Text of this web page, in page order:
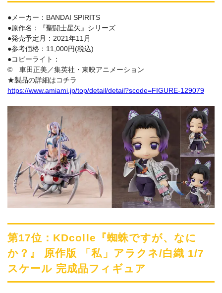
●メーカー：BANDAI SPIRITS
●原作名：『聖闘士星矢』シリーズ
●発売予定月：2021年11月
●参考価格：11,000円(税込)
●コピーライト：
© 車田正美／集英社・東映アニメーション
★製品の詳細はコチラ
https://www.amiami.jp/top/detail/detail?scode=FIGURE-129079
第17位：KDcolle『蜘蛛ですが、なに
か？』 原作版 「私」アラクネ/白織 1/7
スケール 完成品フィギュア